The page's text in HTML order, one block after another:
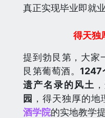
真正实现毕业即就业
得天独
提到勃艮第，大家
艮第葡萄酒。 1247
遗产名录的风土
园 ，得天独厚的地
酒学院的实地教学